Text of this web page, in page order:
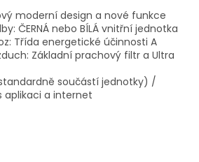
moderní design a nové funkce
ČERNÁ nebo BÍLÁ vnitřní jednotka
Třída energetické účinnosti A
Základní prachový filtr a Ultra
součástí jednotky) /
aplikaci a internet